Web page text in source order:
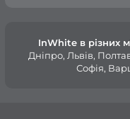
InWhite в різних
Дніпро, Львів,
Софія,